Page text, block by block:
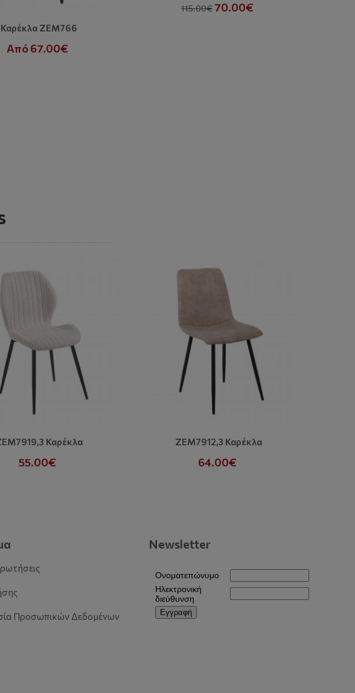
Καρέκλα ZEM766
Από 67.00€
115.00€ 70.00€
Καρέκλα
55.00€
ZEM7912,3 Καρέκλα
64.00€
Προσωπικών Δεδομένων
Newsletter